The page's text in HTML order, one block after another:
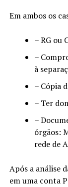
Em ambos os
– RG ou
–
à
– Cópia
– Ter
–
órgãos:
rede de
Após a análise
em uma conta